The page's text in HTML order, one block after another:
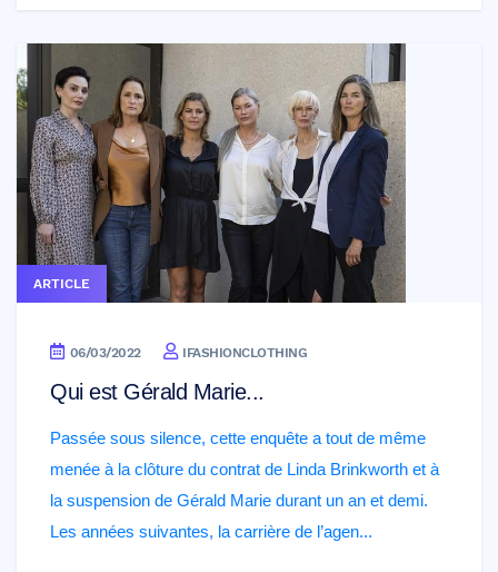
ARTICLE
06/03/2022 IFASHIONCLOTHING
Qui est Gérald Marie...
Passée sous silence, cette enquête a tout de même
menée à la clôture du contrat de Linda Brinkworth et à
la suspension de Gérald Marie durant un an et demi.
Les années suivantes, la carrière de l’agen...